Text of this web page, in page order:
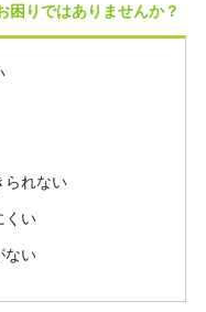
困りではありませんか？
られない
くい
ない